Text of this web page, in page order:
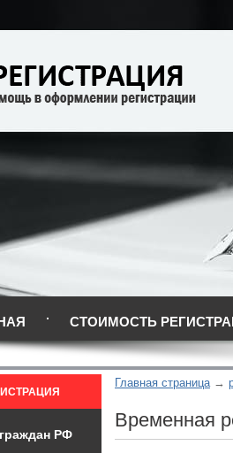
СТОИМОСТЬ
Главная страница
Временная
РФ